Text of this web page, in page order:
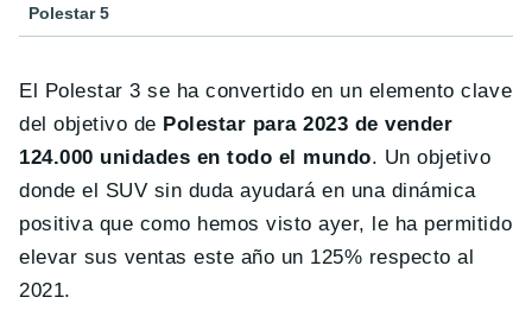
Polestar 5
El Polestar 3 se ha convertido en un elemento clave
del objetivo de Polestar para 2023 de vender
124.000 unidades en todo el mundo. Un objetivo
donde el SUV sin duda ayudará en una dinámica
positiva que como hemos visto ayer, le ha permitido
elevar sus ventas este año un 125% respecto al
2021.